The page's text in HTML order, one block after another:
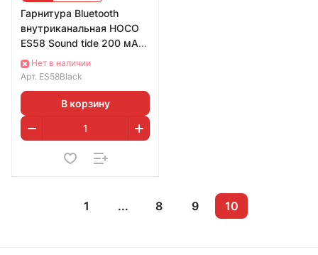
Гарнитура Bluetooth
внутриканальная HOCO
ES58 Sound tide 200 мАч
(Black)
Нет в наличии
Арт. ES58Black
В корзину
1 ... 8 9 10